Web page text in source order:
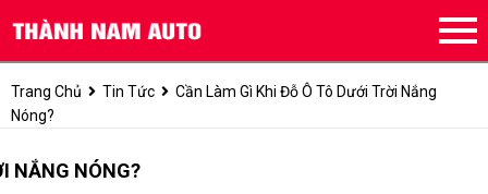
Trang Chủ Tin Tức
Cần Làm Gì Khi Đỗ Ô Tô Dưới Trời Nắng
Nóng?
NẮNG NÓNG?